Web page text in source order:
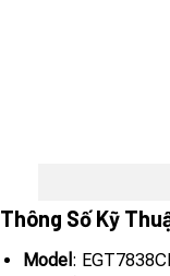
Thông Số Kỹ
Model :